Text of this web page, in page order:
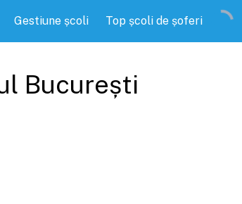
Gestiune școli Top școli de șoferi
București